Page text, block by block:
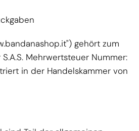
gehört zum
Mehrwertsteuer Nummer:
in der Handelskammer von